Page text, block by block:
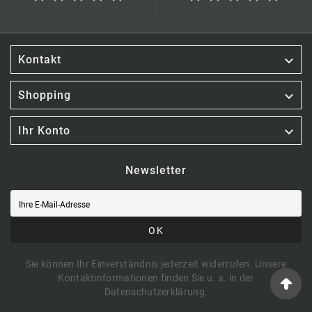
Kontakt 
Shopping 
Ihr Konto 
Newsletter
OK
Sie können Ihr Einverständnis jederzeit widerrufen. Unsere
Kontaktinformationen finden Sie u. a. in der
Datenschutzerklärung.